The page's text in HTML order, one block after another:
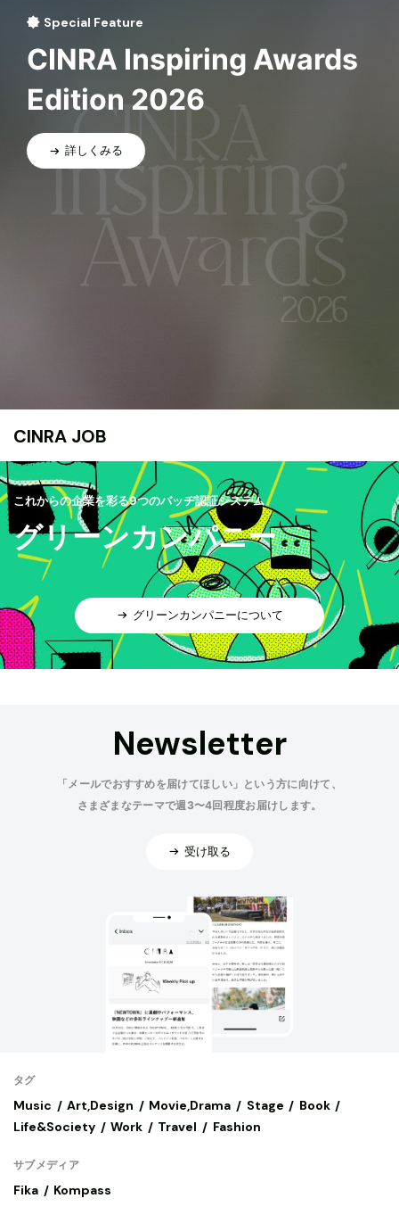
Special Feature
CINRA Inspiring Awards
Edition 2026
詳しくみる
CINRA JOB
これからの企業を彩る9つのバッヂ認証システム
グリーンカンパニー
グリーンカンパニーについて
Newsletter
「メールでおすすめを届けてほしい」という方に向けて、
さまざまなテーマで週3〜4回程度お届けします。
受け取る
タグ
Music Art,Design Movie,Drama Stage
Book
Life&Society
Work Travel Fashion
サブメディア
Fika Kompass